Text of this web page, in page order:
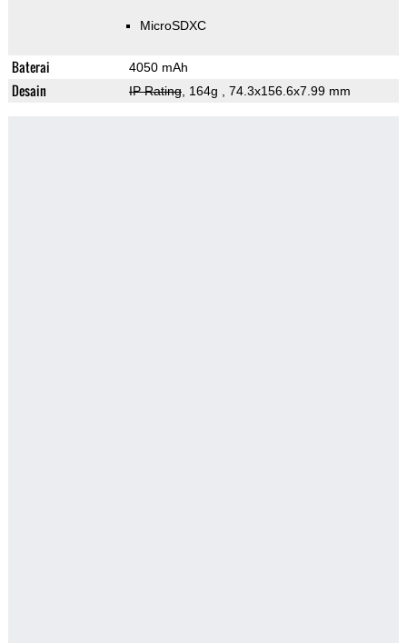
MicroSDXC
Baterai 4050 mAh
Desain IP Rating, 164g , 74.3x156.6x7.99 mm